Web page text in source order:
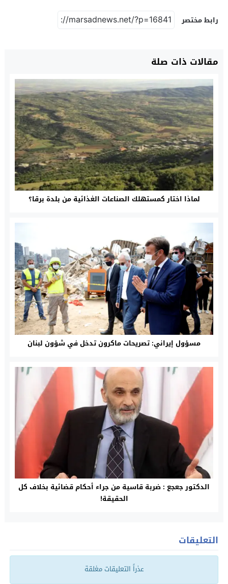
رابط مختصر
مقالات ذات صلة
لماذا اختار كمستهلك الصناعات الغذائية من بلدة برقا؟
مسؤول إيراني: تصريحات ماكرون تدخل في شؤون لبنان
الدكتور جعجع : ضربة قاسية من جراء أحكام قضائية بخلاف كل
الحقيقة!
التعليقات
عذراً التعليقات مغلقة